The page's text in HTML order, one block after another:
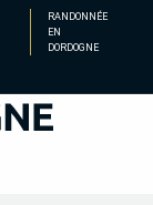
RANDONNÉE
EN
DORDOGNE